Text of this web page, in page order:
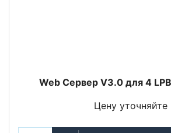
Web Сервер V3.0 для 4
Цену уточняйте